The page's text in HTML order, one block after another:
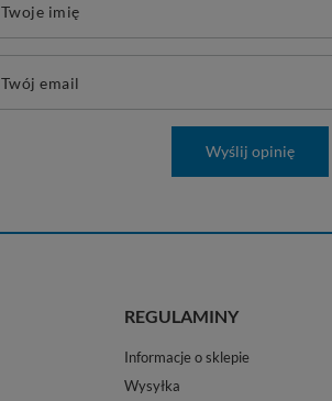
Twoje imię
Twój email
Wyślij opinię
REGULAMINY
Informacje o sklepie
Wysyłka